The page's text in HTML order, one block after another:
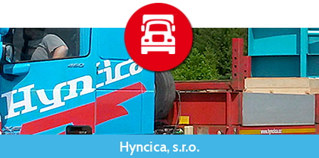
Hyncica, s.r.o.